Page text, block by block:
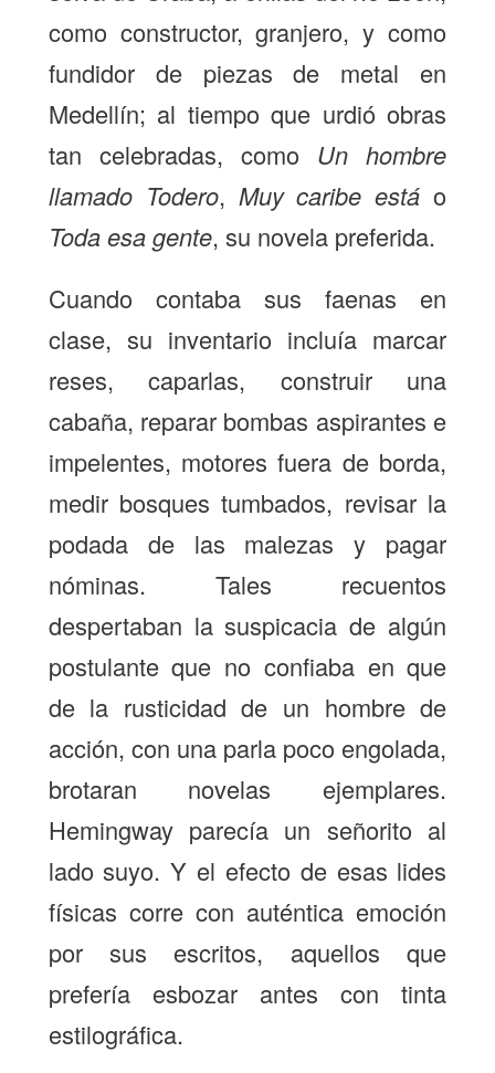
como constructor, granjero, y como
fundidor de piezas de metal en
Medellín; al tiempo que urdió obras
tan celebradas, como Un hombre
llamado Todero, Muy caribe estáo
Toda esa gente, su novela preferida.
Cuando contaba sus faenas en
clase, su inventario incluía marcar
reses, caparlas, construir una
cabaña, reparar bombas aspirantes e
impelentes, motores fuera de borda,
medir bosques tumbados, revisar la
podada de las malezas y pagar
nóminas. Tales recuentos
despertaban la suspicacia de algún
postulante que no confiaba en que
de la rusticidad de un hombre de
acción, con una parla poco engolada,
brotaran novelas ejemplares.
Hemingway parecía un señorito al
lado suyo. Y el efecto de esas lides
físicas corre con auténtica emoción
por sus escritos, aquellos que
prefería esbozar antes con tinta
estilográfica.